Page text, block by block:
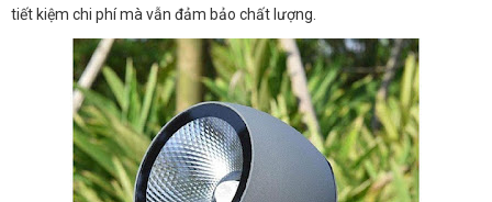
tiết kiệm chi phí mà vẫn đảm bảo chất lượng.